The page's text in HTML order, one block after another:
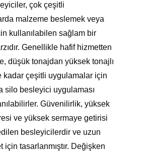
çok çeşitli
malzeme beslemek veya
kullanılabilen sağlam bir
Genellikle hafif hizmetten
düşük tonajdan yüksek tonajlı
kadar çeşitli uygulamalar için
silo besleyici uygulaması
Güvenilirlik, yüksek
ve yüksek sermaye getirisi
besleyicilerdir ve uzun
için tasarlanmıştır. Değişken